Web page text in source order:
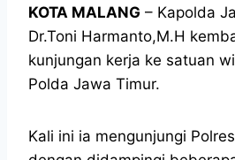
KOTA MALANG – Kapolda
Dr.Toni Harmanto,M.H
kunjungan kerja ke satuan
Polda Jawa Timur.
Kali ini ia mengunjungi